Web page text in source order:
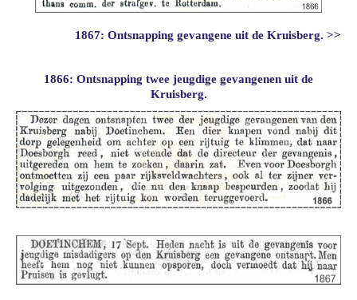
1867: Ontsnapping gevangene uit de Kruisberg. >>
1866: Ontsnapping twee jeugdige gevangenen uit de
Kruisberg.